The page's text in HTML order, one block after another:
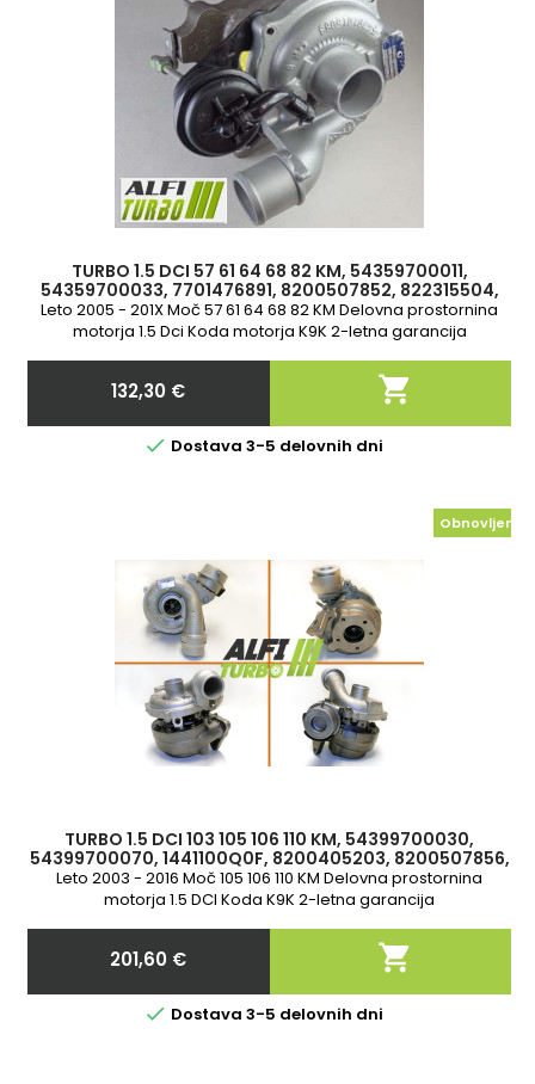
TURBO 1.5 DCI 57 61 64 68 82 KM, 54359700011,
54359700033, 7701476891, 8200507852, 822315504,
8200315504, 144113163R
Leto 2005 - 201X Moč 57 61 64 68 82 KM Delovna prostornina
motorja 1.5 Dci Koda motorja K9K 2-letna garancija
Cena
132,30 € 
 Dostava 3-5 delovnih dni
Obnovljeno
TURBO 1.5 DCI 103 105 106 110 KM, 54399700030,
54399700070, 1441100Q0F, 8200405203, 8200507856,
8200578381, 8200625683
Leto 2003 - 2016 Moč 105 106 110 KM Delovna prostornina
motorja 1.5 DCI Koda K9K 2-letna garancija
Cena
201,60 € 
 Dostava 3-5 delovnih dni